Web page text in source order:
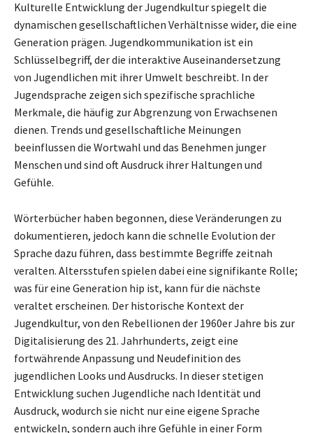
Kulturelle Entwicklung der Jugendkultur spiegelt die
dynamischen gesellschaftlichen Verhältnisse wider, die eine
Generation prägen. Jugendkommunikation ist ein
Schlüsselbegriff, der die interaktive Auseinandersetzung
von Jugendlichen mit ihrer Umwelt beschreibt. In der
Jugendsprache zeigen sich spezifische sprachliche
Merkmale, die häufig zur Abgrenzung von Erwachsenen
dienen. Trends und gesellschaftliche Meinungen
beeinflussen die Wortwahl und das Benehmen junger
Menschen und sind oft Ausdruck ihrer Haltungen und
Gefühle.
Wörterbücher haben begonnen, diese Veränderungen zu
dokumentieren, jedoch kann die schnelle Evolution der
Sprache dazu führen, dass bestimmte Begriffe zeitnah
veralten. Altersstufen spielen dabei eine signifikante Rolle;
was für eine Generation hip ist, kann für die nächste
veraltet erscheinen. Der historische Kontext der
Jugendkultur, von den Rebellionen der 1960er Jahre bis zur
Digitalisierung des 21. Jahrhunderts, zeigt eine
fortwährende Anpassung und Neudefinition des
jugendlichen Looks und Ausdrucks. In dieser stetigen
Entwicklung suchen Jugendliche nach Identität und
Ausdruck, wodurch sie nicht nur eine eigene Sprache
entwickeln, sondern auch ihre Gefühle in einer Form